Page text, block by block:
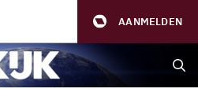
AANMELDEN